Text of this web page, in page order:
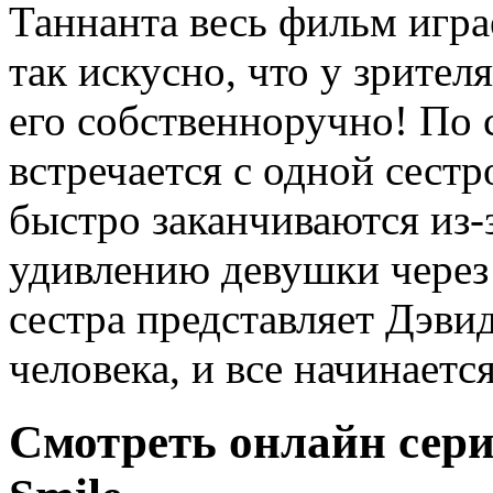
Таннанта весь фильм
так искусно, что у
его собственноручно! По
встречается с одной
быстро заканчиваются
удивлению девушки
сестра представляет
человека, и все
Смотреть онлайн